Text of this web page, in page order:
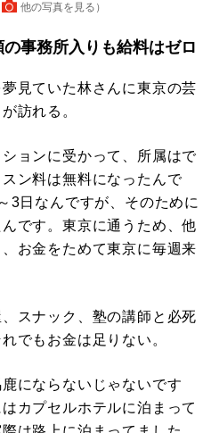
他の写真を見る ）
事務所入りも給料はゼロ
見ていた林さんに東京の芸
訪れる。
ションに受かって、所属はで
ン料は無料になったんで
3日なんですが、そのために
です。東京に通うため、他
お金をためて東京に毎週来
スナック、塾の講師と必死
でもお金は足りない。
にならないじゃないです
カプセルホテルに泊まって